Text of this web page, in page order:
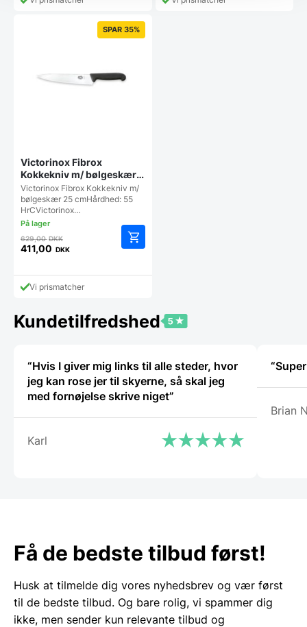
SPAR 35%
Victorinox Fibrox
Kokkekniv m/ bølgeskær
25 cm
Victorinox Fibrox Kokkekniv m/
bølgeskær 25 cmHårdhed: 55
HrCVictorinox…
629,00DKKDen
oprindelige
var:
629,00 DKK.
411,00 DKK
aktuelle
prisVi prismatcher
Kundetilfredshed
“Hvis I giver mig links til alle steder, hvor
jeg kan rose jer til skyerne, så skal jeg
med fornøjelse skrive niget”
Karl
Brian
Få de bedste tilbud først!
Husk at tilmelde dig vores nyhedsbrev og vær først
til de bedste tilbud. Og bare rolig, vi spammer dig
ikke, men sender kun relevante tilbud og